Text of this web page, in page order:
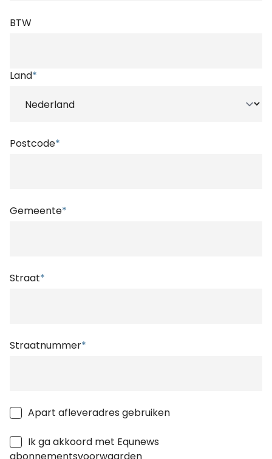
BTW
Land*
Postcode*
Gemeente*
Straat*
Straatnummer*
Apart afleveradres gebruiken
Ik ga akkoord met Equnews